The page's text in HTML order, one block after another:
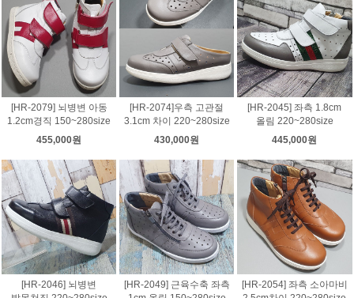
[HR-2079] 뇌병변 아동
1.2cm경직 150~280size
455,000원
[HR-2074]우측 고관절
3.1cm 차이 220~280size
430,000원
[HR-2045] 좌측 1.8cm
올림 220~280size
445,000원
[HR-2046] 뇌병변
[HR-2049] 근육수축 좌측
[HR-2054] 좌측 소아마비